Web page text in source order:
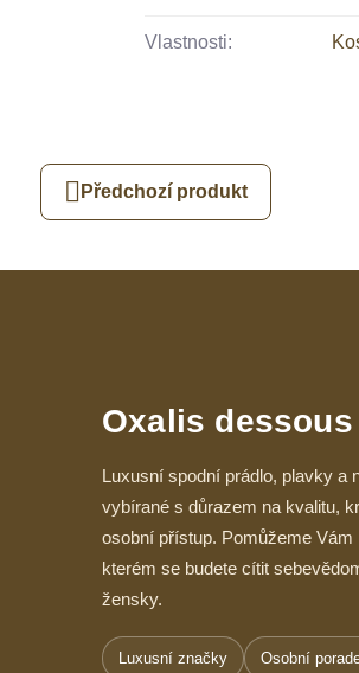
Vlastnosti:
Předchozí produkt
Oxalis dessous
Luxusní spodní prádlo, plavky a
vybírané s důrazem na kvalitu,
osobní přístup. Pomůžeme Vám
kterém se budete cítit
žensky.
Luxusní značky Osobní